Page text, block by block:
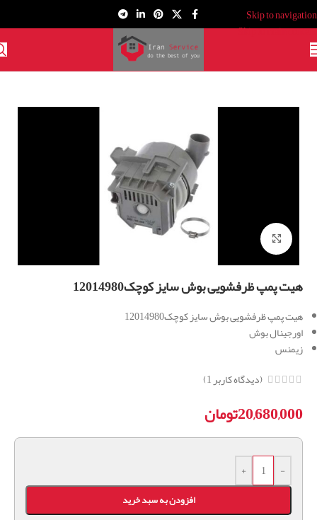
Skip to navigation
Skip to main content
برای بزرگنمایی کلیک کنید
هیت پمپ ظرفشویی بوش سایز کوچک12014980
هیت پمپ ظرفشویی بوش سایز کوچک12014980
اورجینال بوش
زیمنس
(دیدگاه کاربر 1
)
20,680,000تومان
-
+
افزودن به سبد خرید